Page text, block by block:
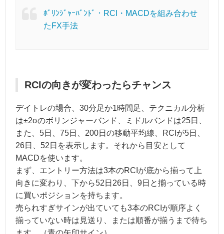
ﾎﾞﾘﾝｼﾞｬｰﾊﾞﾝﾄﾞ・RCI・MACDを組み合わせ
たFX手法
RCIの向きが変わったらチャンス
デイトレの場合、30分足か1時間足、テクニカル分析
は±2σのボリンジャーバンド、ミドルバンドは25日、
また、5日、75日、200日の移動平均線、RCIが5日、
26日、52日を表示します。それから目安として
MACDを使います。
まず、エントリー方法は3本のRCIが底から揃って上
向きに変わり、下から52日26日、9日と揃っている時
に買いポジションを持ちます。
売られすぎサインが出ていても3本のRCIが順序よく
揃っていない時は見送り、または順番が揃うまで待ち